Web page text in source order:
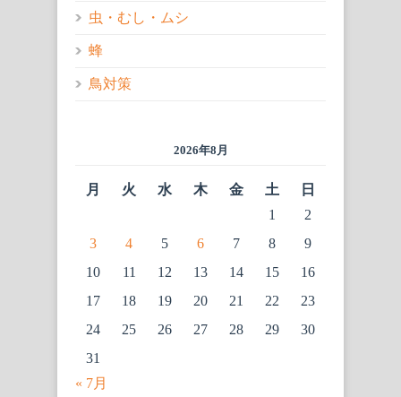
虫・むし・ムシ
蜂
鳥対策
2026年8月
月 火 水 木 金 土
日
1
2
3
4 5 6 7 8
9
10
11 12 13 14 15
16
17
18 19 20 21 22
23
24
25 26 27 28 29
30
31
« 7月